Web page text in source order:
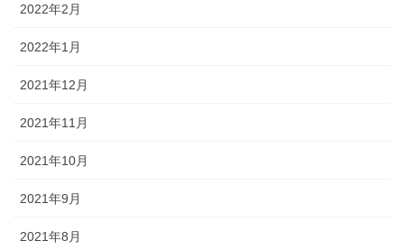
2022年2月
2022年1月
2021年12月
2021年11月
2021年10月
2021年9月
2021年8月